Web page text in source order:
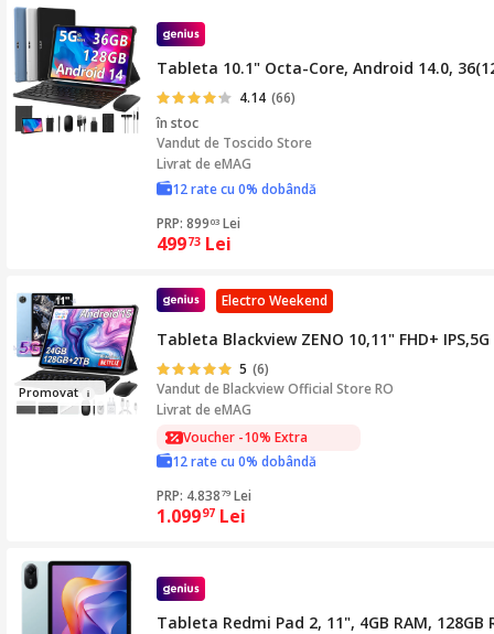
Tableta 10.1" Octa-Core, Android 14.0,
4.14 (66)
în stoc
Vandut de Toscido Store
Livrat de eMAG
12 rate cu 0% dobândă
PRP: 899 03 Lei
49973 Lei
Promovat
Electro Weekend
Tableta Blackview ZENO 10,11" FHD+
5 (6)
Vandut deBlackview Official Store RO
Livrat de eMAG
12 rate cu 0% dobândă
PRP: 4.838 79 Lei
1.09997 Lei
Tableta Redmi Pad 2, 11", 4GB RAM,